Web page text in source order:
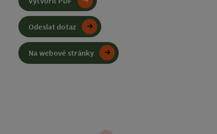
Odeslat dotaz
Na webové stránky